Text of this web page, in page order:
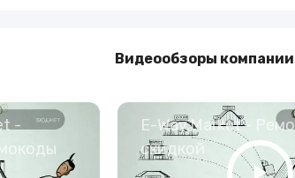
Видеообзоры
-
E-Way.Market -
скидкой